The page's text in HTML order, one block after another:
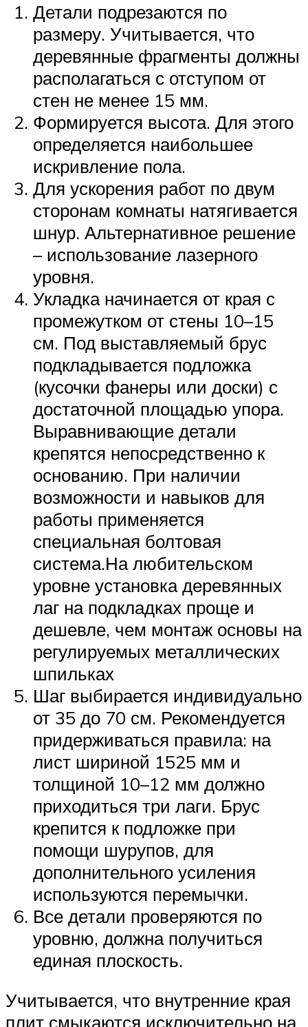
Детали подрезаются по
размеру. Учитывается, что
деревянные фрагменты должны
располагаться с отступом от
стен не менее 15 мм.
Формируется высота. Для этого
определяется наибольшее
искривление пола.
Для ускорения работ по двум
сторонам комнаты натягивается
шнур. Альтернативное решение
– использование лазерного
уровня.
Укладка начинается от края с
промежутком от стены 10–15
см. Под выставляемый брус
подкладывается подложка
(кусочки фанеры или доски) с
достаточной площадью упора.
Выравнивающие детали
крепятся непосредственно к
основанию. При наличии
возможности и навыков для
работы применяется
специальная болтовая
система.На любительском
уровне установка деревянных
лаг на подкладках проще и
дешевле, чем монтаж основы на
регулируемых металлических
шпильках
Шаг выбирается индивидуально
от 35 до 70 см. Рекомендуется
придерживаться правила: на
лист шириной 1525 мм и
толщиной 10–12 мм должно
приходиться три лаги. Брус
крепится к подложке при
помощи шурупов, для
дополнительного усиления
используются перемычки.
Все детали проверяются по
уровню, должна получиться
единая плоскость.
Учитывается, что внутренние края
плит смыкаются исключительно на